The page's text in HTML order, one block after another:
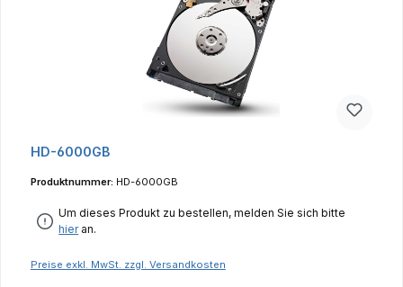
HD-6000GB
Produktnummer: HD-6000GB
Um dieses Produkt zu bestellen, melden Sie sich bitte
hieran.
Preise exkl. MwSt. zzgl. Versandkosten